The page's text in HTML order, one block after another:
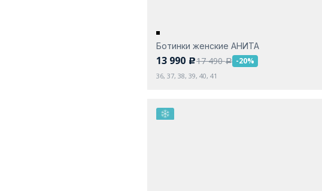
Ботинки женские АНИТА
13 990 c17 490a -20%
36, 37, 38, 39, 40, 41